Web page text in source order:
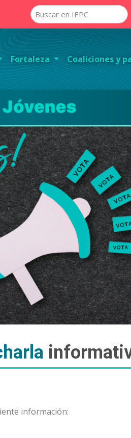
Fortaleza Coaliciones y
información: